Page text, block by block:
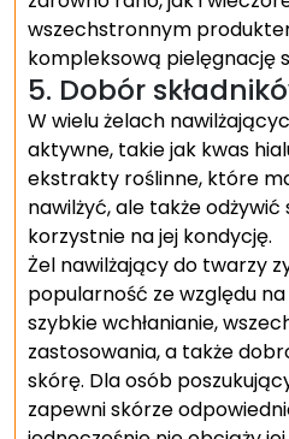
wszechstronnym
kompleksową pielęgnację
5. Dobór
W wielu żelach
aktywne, takie jak kwas
ekstrakty roślinne, które
nawilżyć, ale także odżywić
korzystnie na jej kondycję.
Żel nawilżający do twarzy
popularność ze względu
szybkie wchłanianie,
zastosowania, a także
skórę. Dla osób
zapewni skórze